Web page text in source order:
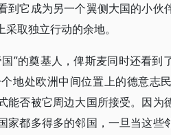
到它成为另一个翼侧大国的小伙
取独立行动的余地。
”的奠基人，俾斯麦同时还看到
地处欧洲中间位置上的德意志
否被它周边大国所接受。因为
家都多得多的邻国，一旦当这些